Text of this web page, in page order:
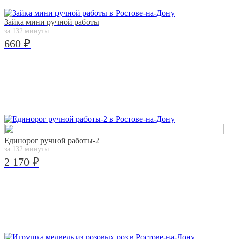
Зайка мини ручной работы
за 132 минуты
660 ₽
Единорог ручной работы-2
за 132 минуты
2 170 ₽